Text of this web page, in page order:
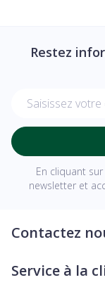
Restez
En cliquant
newsletter et
Contactez
Service à la